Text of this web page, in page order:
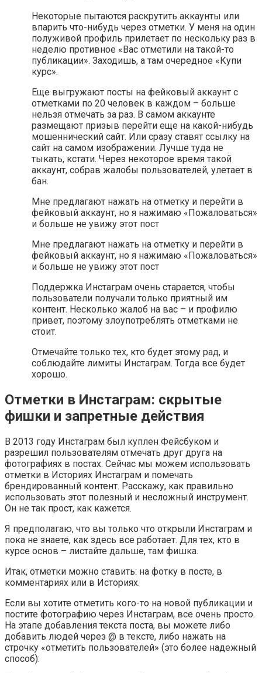
Некоторые пытаются раскрутить аккаунты или
впарить что-нибудь через отметки. У меня на один
полуживой профиль прилетает по нескольку раз в
неделю противное «Вас отметили на такой-то
публикации». Заходишь, а там очередное «Купи
курс».
Еще выгружают посты на фейковый аккаунт с
отметками по 20 человек в каждом – больше
нельзя отмечать за раз. В самом аккаунте
размещают призыв перейти еще на какой-нибудь
мошеннический сайт. Или сразу ставят ссылку на
сайт на самом изображении. Лучше туда не
тыкать, кстати. Через некоторое время такой
аккаунт, собрав жалобы пользователей, улетает в
бан.
Мне предлагают нажать на отметку и перейти в
фейковый аккаунт, но я нажимаю «Пожаловаться»
и больше не увижу этот пост
Мне предлагают нажать на отметку и перейти в
фейковый аккаунт, но я нажимаю «Пожаловаться»
и больше не увижу этот пост
Поддержка Инстаграм очень старается, чтобы
пользователи получали только приятный им
контент. Несколько жалоб на вас – и профилю
привет, поэтому злоупотреблять отметками не
стоит.
Отмечайте только тех, кто будет этому рад, и
соблюдайте лимиты Инстаграм. Тогда все будет
хорошо.
Отметки в Инстаграм: скрытые
фишки и запретные действия
В 2013 году Инстаграм был куплен Фейсбуком и
разрешил пользователям отмечать друг друга на
фотографиях в постах. Сейчас мы можем использовать
отметки в Историях Инстаграм и помечать
брендированный контент. Расскажу, как правильно
использовать этот полезный и несложный инструмент.
Он не так прост, как кажется.
Я предполагаю, что вы только что открыли Инстаграм и
пока не знаете, как здесь все работает. Для тех, кто в
курсе основ – листайте дальше, там фишка.
Итак, отметки можно ставить: на фотку в посте, в
комментариях или в Историях.
Если вы хотите отметить кого-то на новой публикации и
постите фотографию через Инстаграм, все очень просто.
На этапе добавления текста поста, вы можете либо
добавить людей через @ в тексте, либо нажать на
строчку «отметить пользователей» (это более надежный
способ):